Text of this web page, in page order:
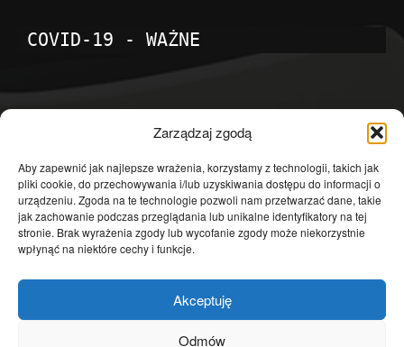
Zarządzaj zgodą
Aby zapewnić jak najlepsze wrażenia, korzystamy z technologii, takich jak
pliki cookie, do przechowywania i/lub uzyskiwania dostępu do informacji o
urządzeniu. Zgoda na te technologie pozwoli nam przetwarzać dane, takie
jak zachowanie podczas przeglądania lub unikalne identyfikatory na tej
stronie. Brak wyrażenia zgody lub wycofanie zgody może niekorzystnie
wpłynąć na niektóre cechy i funkcje.
Akceptuję
Odmów
COVID-19 - WAŻNE
Temat dnia
4601
Publicystyka
4363
Polityka
3639
Polska
Społeczeństwo
2823